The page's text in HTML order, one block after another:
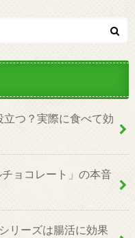
つ？実際に食べて効
ョコレート」の本音
リーズは腸活に効果